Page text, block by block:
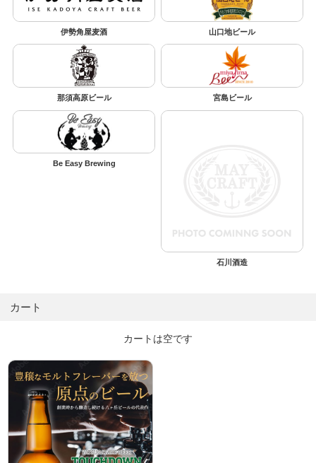
伊勢角屋麦酒 山口地ビール
那須高原ビール 宮島ビール
Be Easy Brewing
石川酒造
カート
カートは空です